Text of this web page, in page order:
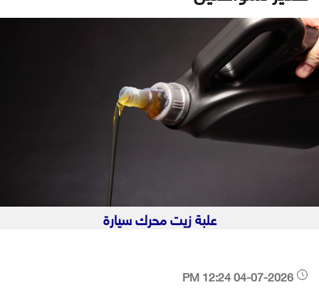
علبة زيت محرك سيارة